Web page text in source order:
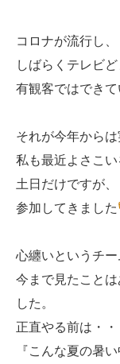
コロナが流行し、
しばらくテレビ
有観客ではできて
それが今年からは
私も最近よさこい
土日だけですが、
参加してきました
心纏いというチー
今まで見たこと
した。
正直やる前は・・
『こんな夏の暑